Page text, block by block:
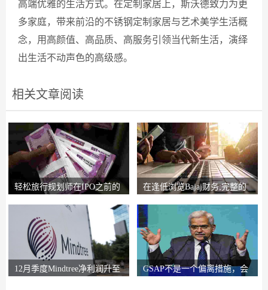
高端优雅的生活方式。在定制家居上，斯沃德致力为更
多家庭，带来前沿的不锈钢定制家居与艺术美学生活概
念，用高颜值、高品质、高服务引领当代新生活，演绎
出生活不动声色的高级感。
相关文章阅读
轻松旅行规划师在IPO之前的
在逢低浏览Bajaj财务;完整的
12月季度Mindtree净利润升至
GSAP不是一个偏离措施，会